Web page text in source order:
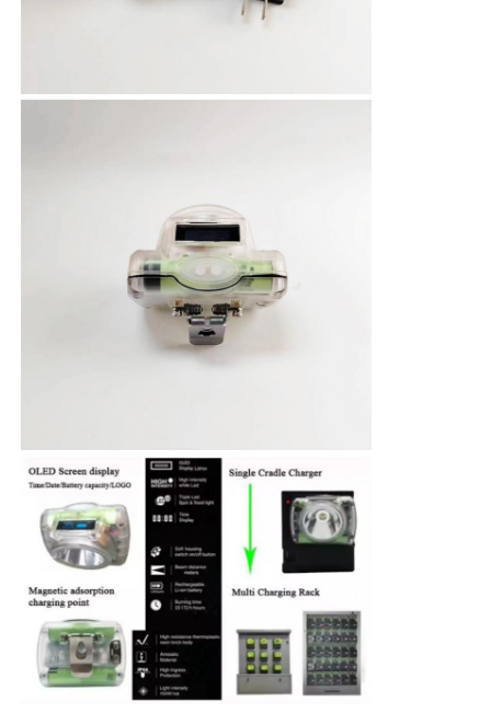
মাইনার্স হেড ল্যাম্প
শিল্প এলইডি স্ট্রিপ লাইট
চার্জার র্যাক
ভূগর্ভস্থ খনির বেল্ট
গরম বিক্রয় পণ্য